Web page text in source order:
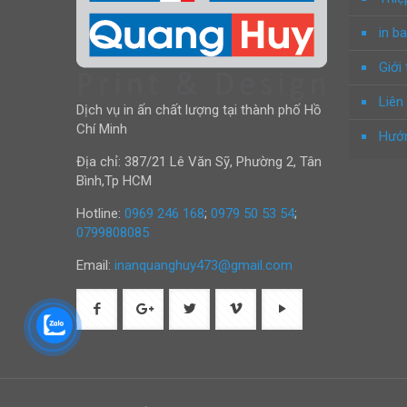
Dịch vụ in ấn chất lượng tại thành phố Hồ
Chí Minh
Địa chỉ: 387/21 Lê Văn Sỹ, Phường 2, Tân
Bình,Tp HCM
Hotline: 0969 246 168; 0979 50 53 54;
0799808085
Email: inanquanghuy473@gmail.com
in
Giới
Liên